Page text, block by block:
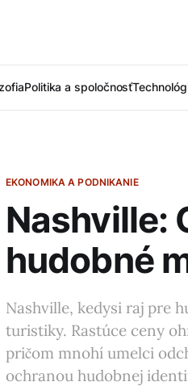
Politika a spoločnosť
EKONOMIKA A PODNIKANIE
Nashville:
hudobné
Nashville, kedysi raj pre
turistiky. Rastúce ceny
pričom mnohí umelci
ochranou hudobnej